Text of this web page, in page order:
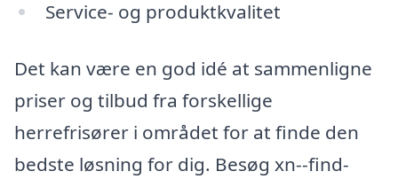
Service- og produktkvalitet
Det kan være en god idé at sammenligne
priser og tilbud fra forskellige
herrefrisører i området for at finde den
bedste løsning for dig. Besøg xn--find-